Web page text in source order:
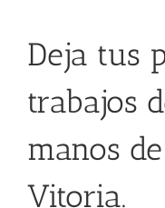
Deja tus
trabajos
manos de
Vitoria.